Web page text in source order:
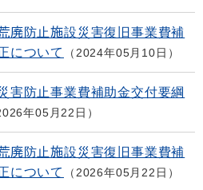
廃防止施設災害復旧事業費補
について
2024年05月10日
害防止事業費補助金交付要綱
年05月22日
廃防止施設災害復旧事業費補
について
2026年05月22日